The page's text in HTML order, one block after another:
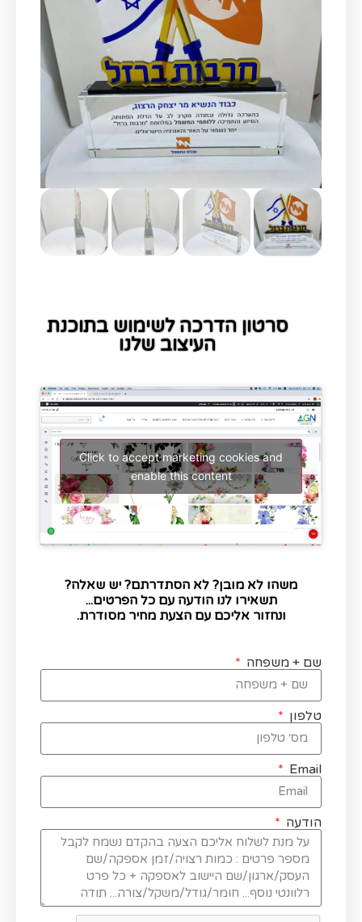
סרטון הדרכה לשימוש בתוכנת
העיצוב שלנו
Click to accept marketing cookies and
enable this content
משהו לא מובן? לא הסתדרתם? יש שאלה?
תשאירו לנו הודעה עם כל הפרטים...
ונחזור אליכם עם הצעת מחיר מסודרת.
שם + משפחה
טלפון
Email
הודעה